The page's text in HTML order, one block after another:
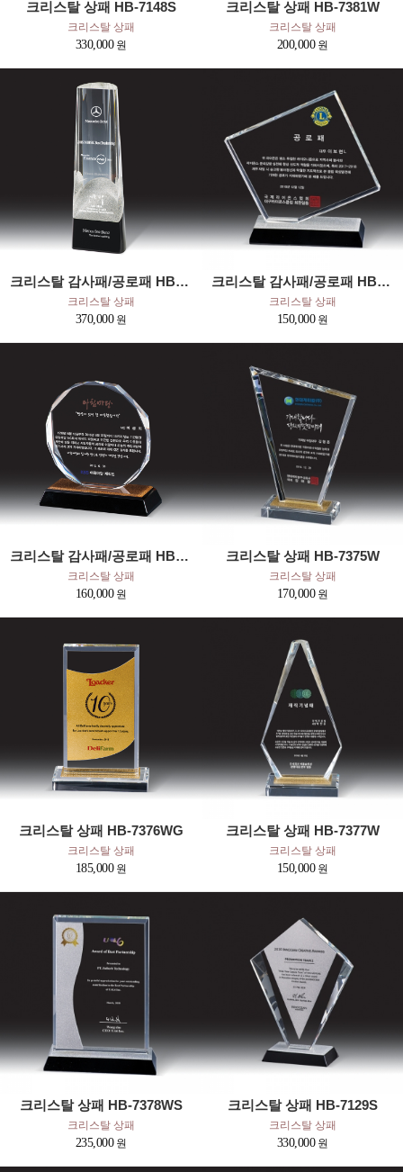
크리스탈 상패 HB-7148S
크리스탈 상패
330,000
크리스탈 상패 HB-7381W
크리스탈 상패
200,000
크리스탈 감사패/공로패 HB-9196S
크리스탈 상패
370,000
크리스탈 감사패/공로패 HB-7374WS
크리스탈 상패
150,000
크리스탈 감사패/공로패 HB-2754B
크리스탈 상패
160,000
크리스탈 상패 HB-7375W
크리스탈 상패
170,000
크리스탈 상패 HB-7376WG
크리스탈 상패
185,000
크리스탈 상패 HB-7377W
크리스탈 상패
150,000
크리스탈 상패 HB-7378WS
크리스탈 상패
235,000
크리스탈 상패 HB-7129S
크리스탈 상패
330,000